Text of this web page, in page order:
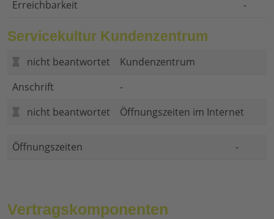
Erreichbarkeit
-
Servicekultur Kundenzentrum
nicht beantwortet
Kundenzentrum
Anschrift
-
nicht beantwortet
Öffnungszeiten im Internet
Öffnungszeiten -
Vertragskomponenten